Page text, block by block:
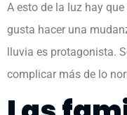
A esto de la luz hay que
gusta hacer una
lluvia es protagonista.
complicar más de lo